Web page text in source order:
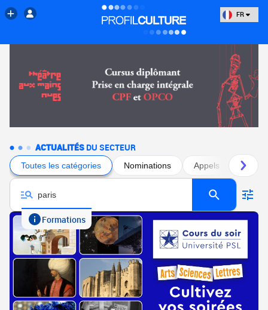
FR
ACTUALITÉS DU SECTEUR
Toutes les catégories Nominations Appels à projets
Formations